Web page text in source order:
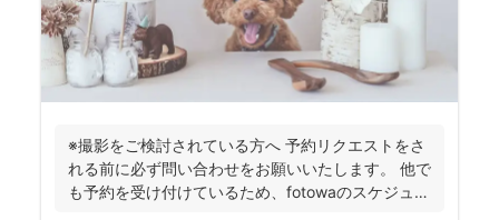
※撮影をご検討されている方へ 予約リクエストをさ
れる前に必ず問い合わせをお願いいたします。 他で
も予約を受け付けているため、fotowaのスケジュー